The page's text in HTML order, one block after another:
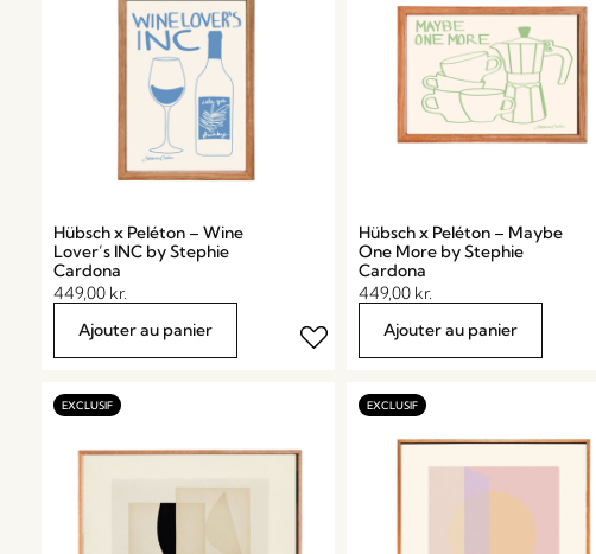
Hübsch x Peléton – Wine
Lover’s INC by Stephie
Cardona
449,00 kr.
Ajouter au panier
Hübsch x Peléton – Maybe
One More by Stephie
Cardona
449,00 kr.
Ajouter au panier